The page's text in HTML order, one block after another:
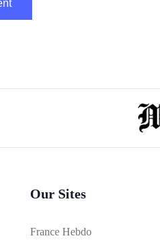
Our Sites
France Hebdo